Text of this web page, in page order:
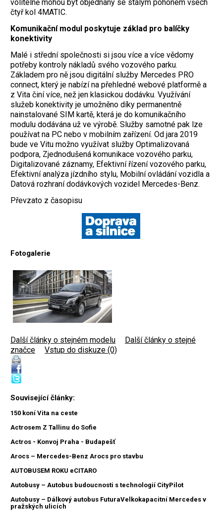
volitelně mohou být objednány se stálým pohonem všech
čtyř kol 4MATIC.
Komunikační modul poskytuje základ pro balíčky
konektivity
Malé i střední společnosti si jsou více a více vědomy
potřeby kontroly nákladů svého vozového parku.
Základem pro ně jsou digitální služby Mercedes PRO
connect, který je nabízí na přehledné webové platformě a
z Vita činí více, než jen klasickou dodávku. Využívání
služeb konektivity je umožněno díky permanentně
nainstalované SIM kartě, která je do komunikačního
modulu dodávána už ve výrobě. Služby samotné pak lze
používat na PC nebo v mobilním zařízení. Od jara 2019
bude ve Vitu možno využívat služby Optimalizovaná
podpora, Zjednodušená komunikace vozového parku,
Digitalizované záznamy, Efektivní řízení vozového parku,
Efektivní analýza jízdního stylu, Mobilní ovládání vozidla a
Datová rozhraní dodávkových vozidel Mercedes-Benz.
Převzato z časopisu
Fotogalerie
Další články o stejném modelu
Další články o stejné
značce
Vstup do diskuze (0)
Související články:
150 koní Vita na ceste
Actrosem Z Tallinu do Sofie
Actros - Konvoj Praha - Budapešť
Arocs – Mercedes-Benz Arocs pro stavbu
AUTOBUSEM ROKU eCITARO
Autobusy – Autobus budoucnosti s technologií CityPilot
Autobusy – Dálkový autobus FuturaVelkokapacitní Mercedes v
pražských ulicích